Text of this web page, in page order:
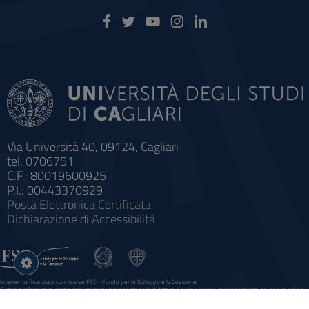
Via Università 40, 09124, Cagliari
tel. 0706751
C.F.: 80019600925
P.I.: 00443370929
Posta Elettronica Certificata
Dichiarazione di Accessibilità
Intervento finanziato con risorse FSC - Fondo per lo Sviluppo e la Coesione
Sistema informatico gestionale integrato a supporto della didattica e della ricerca e potenziamento dei servizi online
Impostazioni
cookie